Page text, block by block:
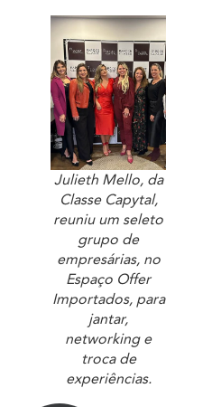
Julieth Mello, da
Classe Capytal,
reuniu um seleto
grupo de
empresárias, no
Espaço Offer
Importados, para
jantar,
networking e
troca de
experiências.